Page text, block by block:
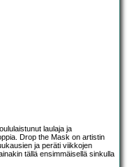
laulaja ja
Drop the Mask on artistin
ja peräti viikkojen
ainakin tällä ensimmäisellä sinkulla